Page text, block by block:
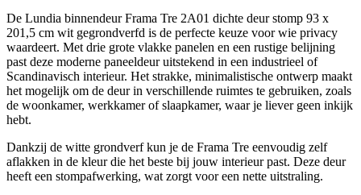
De Lundia binnendeur Frama Tre 2A01 dichte deur stomp 93 x
201,5 cm wit gegrondverfd is de perfecte keuze voor wie privacy
waardeert. Met drie grote vlakke panelen en een rustige belijning
past deze moderne paneeldeur uitstekend in een industrieel of
Scandinavisch interieur. Het strakke, minimalistische ontwerp maakt
het mogelijk om de deur in verschillende ruimtes te gebruiken, zoals
de woonkamer, werkkamer of slaapkamer, waar je liever geen inkijk
hebt.
Dankzij de witte grondverf kun je de Frama Tre eenvoudig zelf
aflakken in de kleur die het beste bij jouw interieur past. Deze deur
heeft een stompafwerking, wat zorgt voor een nette uitstraling.